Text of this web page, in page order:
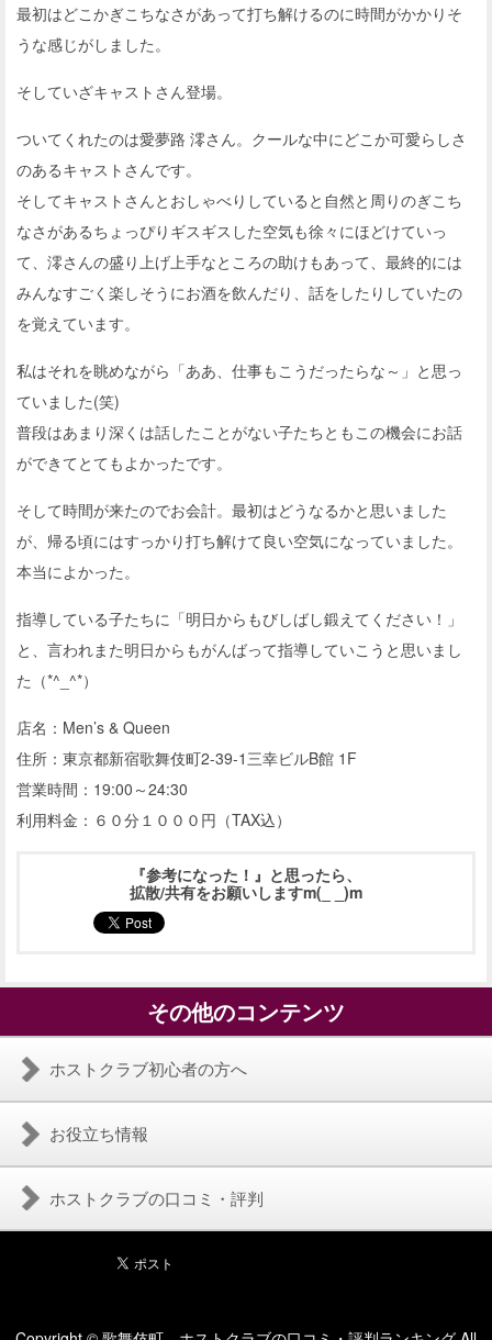
最初はどこかぎこちなさがあって打ち解けるのに時間がかかりそ
うな感じがしました。
そしていざキャストさん登場。
ついてくれたのは愛夢路 澪さん。クールな中にどこか可愛らしさ
のあるキャストさんです。
そしてキャストさんとおしゃべりしていると自然と周りのぎこち
なさがあるちょっぴりギスギスした空気も徐々にほどけていっ
て、澪さんの盛り上げ上手なところの助けもあって、最終的には
みんなすごく楽しそうにお酒を飲んだり、話をしたりしていたの
を覚えています。
私はそれを眺めながら「ああ、仕事もこうだったらな～」と思っ
ていました(笑)
普段はあまり深くは話したことがない子たちともこの機会にお話
ができてとてもよかったです。
そして時間が来たのでお会計。最初はどうなるかと思いました
が、帰る頃にはすっかり打ち解けて良い空気になっていました。
本当によかった。
指導している子たちに「明日からもびしばし鍛えてください！」
と、言われまた明日からもがんばって指導していこうと思いまし
た（*^_^*）
店名：Men’s & Queen
住所：東京都新宿歌舞伎町2-39-1三幸ビルB館 1F
営業時間：19:00～24:30
利用料金：６０分１０００円（TAX込）
『参考になった！』と思ったら、
拡散/共有をお願いしますm(_ _)m
その他のコンテンツ
ホストクラブ初心者の方へ
お役立ち情報
ホストクラブの口コミ・評判